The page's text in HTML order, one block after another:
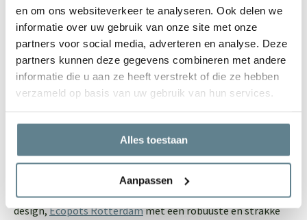
en om ons websiteverkeer te analyseren. Ook delen we
informatie over uw gebruik van onze site met onze
partners voor social media, adverteren en analyse. Deze
partners kunnen deze gegevens combineren met andere
informatie die u aan ze heeft verstrekt of die ze hebben
verzameld op basis van uw gebruik van hun services.
Alles toestaan
Aanpassen
Ecopots
Ga voor duurzaam met de Ecopots bloempotten en
plantenbakken. De Ecopots zijn geschikt voor zowel binnen
als buiten en zijn gemaakt van 80% gerecyclede
kunststoffen. Door de handgemaakte afwerking, het
buitenruimte indruk. Bovendien zijn ze breukvast,
vorstbestendig en UV-bestendig, waardoor ze ook over
jaren nog stralen buiten. Er is voor iedereen wel een mooie
Ecopot te vinden. Je kunt namelijk kiezen uit verschillende
types:Ecopots Amsterdammet een rond en tijdloos
design,Ecopots Rotterdammet een robuuste en strakke